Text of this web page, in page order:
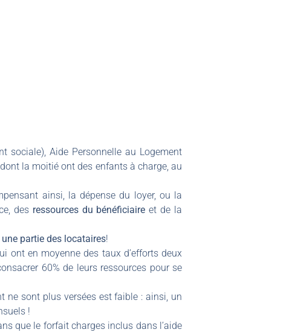
sociale), Aide Personnelle au Logement
la moitié ont des enfants à charge, au
ainsi, la dépense du loyer, ou la
des ressources du bénéficiaire et de la
une partie des locataires!
ont en moyenne des taux d’efforts deux
60% de leurs ressources pour se
ne sont plus versées est faible : ainsi, un
!
que le forfait charges inclus dans l’aide